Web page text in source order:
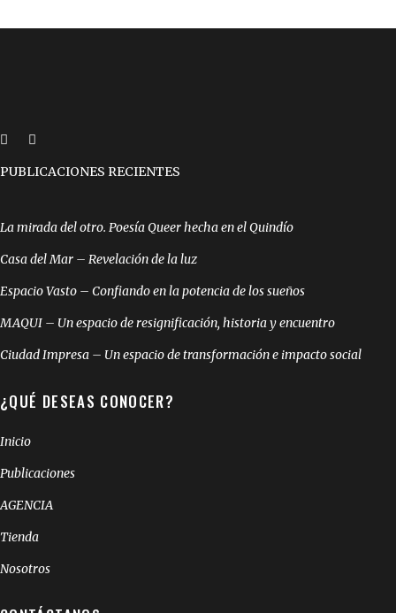
PUBLICACIONES RECIENTES
La mirada del otro. Poesía Queer hecha en el Quindío
Casa del Mar – Revelación de la luz
Espacio Vasto – Confiando en la potencia de los sueños
MAQUI – Un espacio de resignificación, historia y encuentro
Ciudad Impresa – Un espacio de transformación e impacto social
¿QUÉ DESEAS CONOCER?
Inicio
Publicaciones
AGENCIA
Tienda
Nosotros